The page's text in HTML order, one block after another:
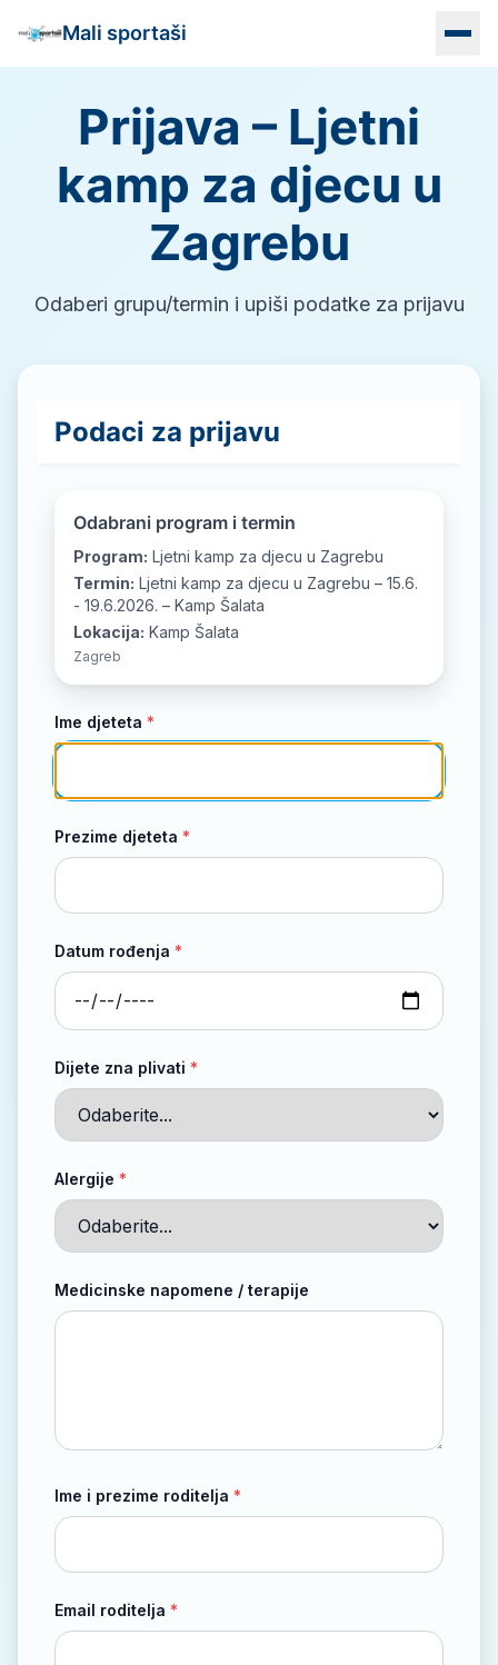
Mali sportaši
Naslovna
Programi
📷 ▶️
Prijava – Ljetni
kamp za djecu u
Zagrebu
Odaberi grupu/termin i upiši podatke za prijavu
Podaci za prijavu
Odabrani program i termin
Program: Ljetni kamp za djecu u Zagrebu
Termin: Ljetni kamp za djecu u Zagrebu – 15.6.
- 19.6.2026. – Kamp Šalata
Lokacija: Kamp Šalata
Zagreb
Ime djeteta *
Prezime djeteta *
Datum rođenja *
Dijete zna plivati *
Alergije *
Medicinske napomene / terapije
Ime i prezime roditelja *
Email roditelja *